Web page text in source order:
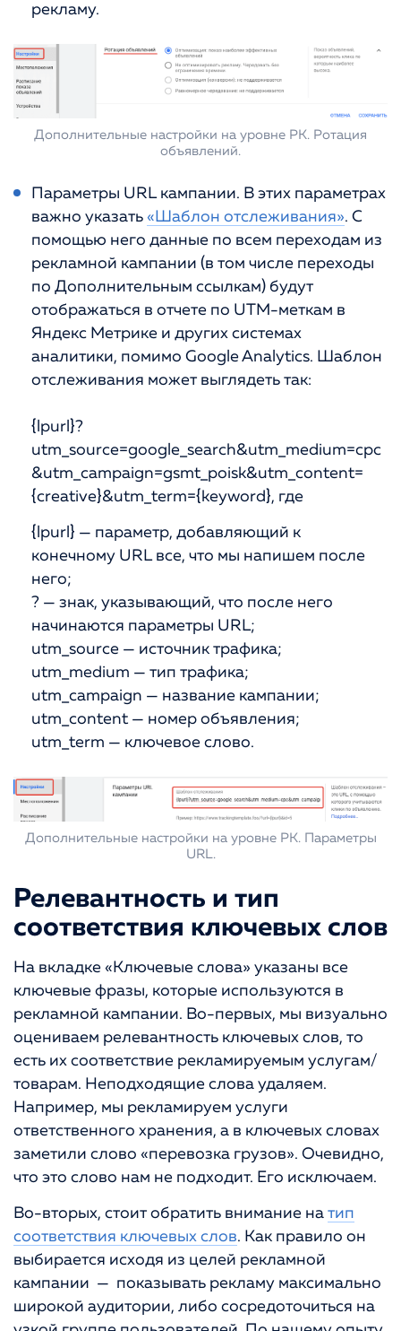
рекламу.
Дополнительные настройки на уровне РК. Ротация
объявлений.
Параметры URL кампании. В этих параметрах
важно указать «Шаблон отслеживания». С
помощью него данные по всем переходам из
рекламной кампании (в том числе переходы
по Дополнительным ссылкам) будут
отображаться в отчете по UTM-меткам в
Яндекс Метрике и других системах
аналитики, помимо Google Analytics. Шаблон
отслеживания может выглядеть так:
{lpurl}?
utm_source=google_search&utm_medium=cpc
&utm_campaign=gsmt_poisk&utm_content=
{creative}&utm_term={keyword}, где
{lpurl} — параметр, добавляющий к
конечному URL все, что мы напишем после
него;
? — знак, указывающий, что после него
начинаются параметры URL;
utm_source — источник трафика;
utm_medium — тип трафика;
utm_campaign — название кампании;
utm_content — номер объявления;
utm_term — ключевое слово.
Дополнительные настройки на уровне РК. Параметры
URL.
Релевантность и тип
соответствия ключевых слов
На вкладке «Ключевые слова» указаны все
ключевые фразы, которые используются в
рекламной кампании. Во-первых, мы визуально
оцениваем релевантность ключевых слов, то
есть их соответствие рекламируемым услугам/
товарам. Неподходящие слова удаляем.
Например, мы рекламируем услуги
ответственного хранения, а в ключевых словах
заметили слово «перевозка грузов». Очевидно,
что это слово нам не подходит. Его исключаем.
Во-вторых, стоит обратить внимание на тип
соответствия ключевых слов. Как правило он
выбирается исходя из целей рекламной
кампании — показывать рекламу максимально
широкой аудитории, либо сосредоточиться на